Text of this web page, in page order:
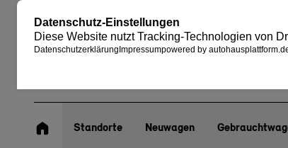
Standorte Neuwagen